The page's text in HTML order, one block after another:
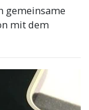
gemeinsame
mit dem